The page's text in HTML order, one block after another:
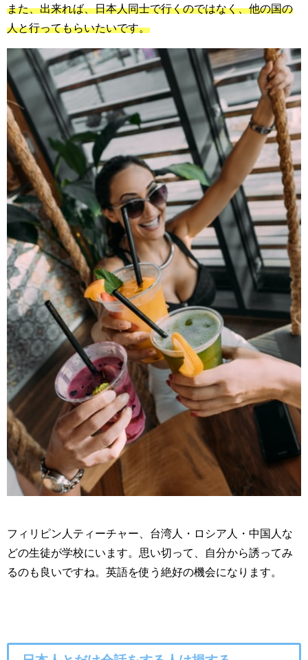
また、出来れば、日本人同士で行くのではなく、他の国の
人と行ってもらいたいです。
フィリピン人ティーチャー、台湾人・ロシア人・中国人な
どの生徒が学校にいます。思い切って、自分から誘ってみ
るのも良いですね。英語を使う絶好の機会になります。